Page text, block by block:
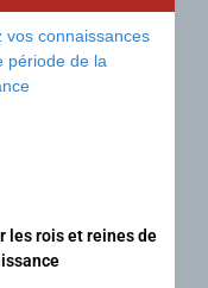
les rois et reines de